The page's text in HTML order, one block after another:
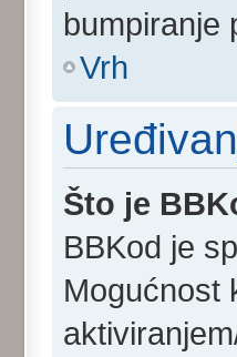
bumpiranje
Vrh
Što je
BBKod je
Mogućnost